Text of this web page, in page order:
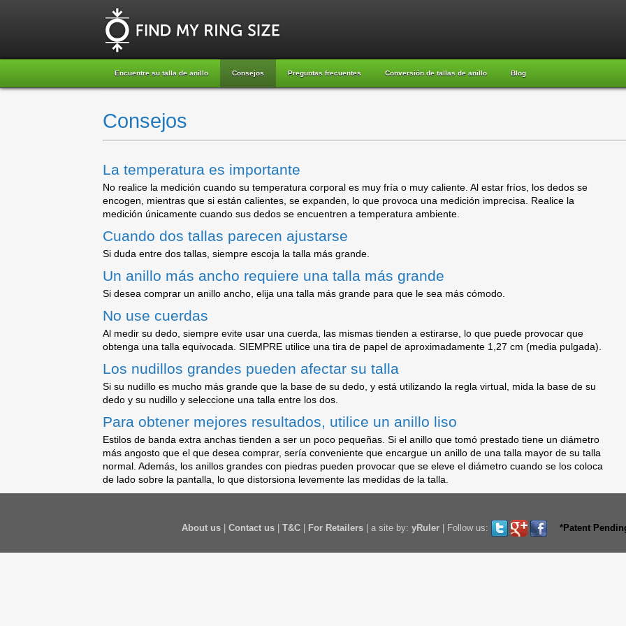
Encuentre su talla de anillo Consejos Preguntas frecuentes Conversión de tallas de anillo Blog
Consejos
La temperatura es importante
No realice la medición cuando su temperatura corporal es muy fría o muy caliente. Al estar fríos, los dedos se
encogen, mientras que si están calientes, se expanden, lo que provoca una medición imprecisa. Realice la
medición únicamente cuando sus dedos se encuentren a temperatura ambiente.
Cuando dos tallas parecen ajustarse
Si duda entre dos tallas, siempre escoja la talla más grande.
Un anillo más ancho requiere una talla más grande
Si desea comprar un anillo ancho, elija una talla más grande para que le sea más cómodo.
No use cuerdas
Al medir su dedo, siempre evite usar una cuerda, las mismas tienden a estirarse, lo que puede provocar que
obtenga una talla equivocada. SIEMPRE utilice una tira de papel de aproximadamente 1,27 cm (media pulgada).
Los nudillos grandes pueden afectar su talla
Si su nudillo es mucho más grande que la base de su dedo, y está utilizando la regla virtual, mida la base de su
dedo y su nudillo y seleccione una talla entre los dos.
Para obtener mejores resultados, utilice un anillo liso
Estilos de banda extra anchas tienden a ser un poco pequeñas. Si el anillo que tomó prestado tiene un diámetro
más angosto que el que desea comprar, sería conveniente que encargue un anillo de una talla mayor de su talla
normal. Además, los anillos grandes con piedras pueden provocar que se eleve el diámetro cuando se los coloca
de lado sobre la pantalla, lo que distorsiona levemente las medidas de la talla.
About us Contact us T&C For Retailers a site by: yRuler Follow us: *Patent